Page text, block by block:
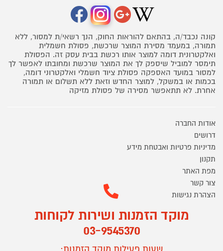
קונה נכבד/ה, בהתאם להוראות החוק, הנך רשאי/ת למסור, ללא
תמורה, במעמד מסירת המוצר שרכשת, פסולת חשמלית
ואלקטרונית דומה למוצר אותו רכשת בבית עסק זה. הפסולת
תימסר למוביל שיספק לך את המוצר שרכשת ומחובתו לאפשר לך
למסור במועד האספקה פסולת ציוד חשמלי ואלקטרוני דומה,
בכמות או במשקל, למוצר החדש וזאת ללא תשלום או תמורה
אחרת. לא תתאפשר מסירה של פסולת מזיקה
אודות החברה
דרושים
מדיניות פרטיות ואבטחת מידע
תקנון
מפת האתר
צור קשר
הצהרת נגישות
מוקד הזמנות ושירות לקוחות
03-9545370